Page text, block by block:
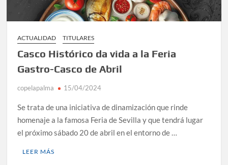
ACTUALIDAD TITULARES
Casco Histórico da vida a la Feria
Gastro-Casco de Abril
copelapalma 15/04/2024
Se trata de una iniciativa de dinamización que rinde
homenaje a la famosa Feria de Sevilla y que tendrá lugar
el próximo sábado 20 de abril en el entorno de …
LEER MÁS